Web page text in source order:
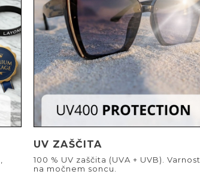
UV ZAŠČITA
100 % UV zaščita (UVA + UVB). Varnost
na močnem soncu.